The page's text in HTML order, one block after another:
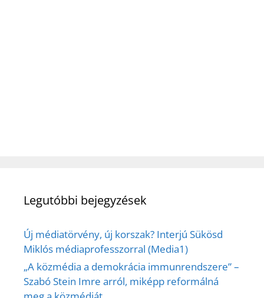
Legutóbbi bejegyzések
Új médiatörvény, új korszak? Interjú Sükösd
Miklós médiaprofesszorral (Media1)
„A közmédia a demokrácia immunrendszere” –
Szabó Stein Imre arról, miképp reformálná